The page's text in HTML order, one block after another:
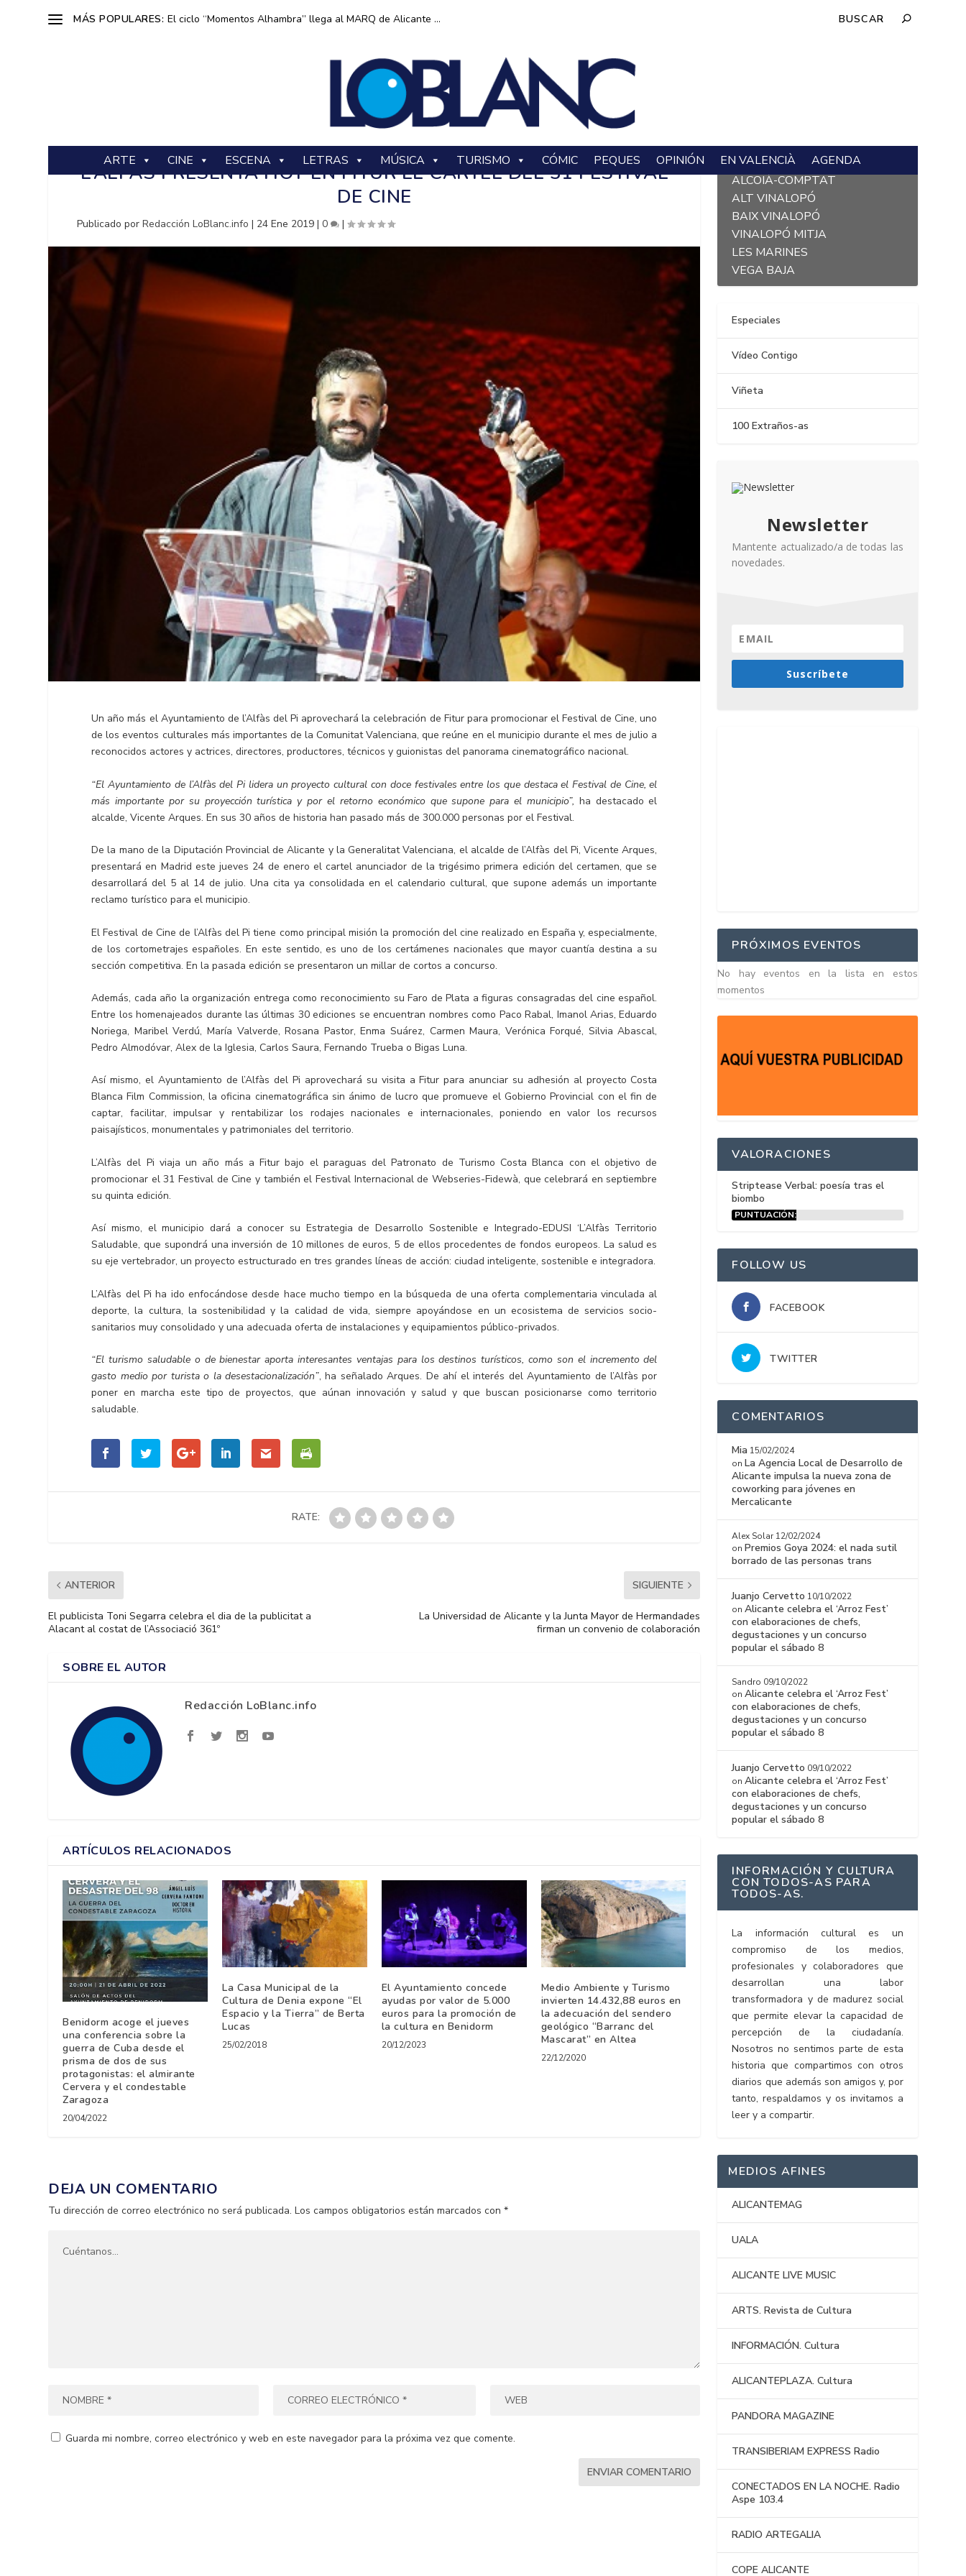
MÁS POPULARES: El ciclo “Momentos Alhambra” llega al MARQ de Alicante ...
ARTE CINE ESCENA LETRAS MÚSICA TURISMO CÓMIC PEQUES OPINIÓN EN VALENCIÀ AGENDA
L’ALFÀS PRESENTA HOY EN FITUR EL CARTEL DEL 31 FESTIVAL
DE CINE
Publicado porRedacción LoBlanc.info | 24 Ene 2019 |0 |
Un año más el Ayuntamiento de l’Alfàs del Pi aprovechará la celebración de Fitur para promocionar el Festival de Cine, uno
de los eventos culturales más importantes de la Comunitat Valenciana, que reúne en el municipio durante el mes de julio a
reconocidos actores y actrices, directores, productores, técnicos y guionistas del panorama cinematográfico nacional.
“El Ayuntamiento de l’Alfàs del Pi lidera un proyecto cultural con doce festivales entre los que destaca el Festival de Cine, el
más importante por su proyección turística y por el retorno económico que supone para el municipio”, ha destacado el
alcalde, Vicente Arques. En sus 30 años de historia han pasado más de 300.000 personas por el Festival.
De la mano de la Diputación Provincial de Alicante y la Generalitat Valenciana, el alcalde de l’Alfàs del Pi, Vicente Arques,
presentará en Madrid este jueves 24 de enero el cartel anunciador de la trigésimo primera edición del certamen, que se
desarrollará del 5 al 14 de julio. Una cita ya consolidada en el calendario cultural, que supone además un importante
reclamo turístico para el municipio.
El Festival de Cine de l’Alfàs del Pi tiene como principal misión la promoción del cine realizado en España y, especialmente,
de los cortometrajes españoles. En este sentido, es uno de los certámenes nacionales que mayor cuantía destina a su
sección competitiva. En la pasada edición se presentaron un millar de cortos a concurso.
Además, cada año la organización entrega como reconocimiento su Faro de Plata a figuras consagradas del cine español.
Entre los homenajeados durante las últimas 30 ediciones se encuentran nombres como Paco Rabal, Imanol Arias, Eduardo
Noriega, Maribel Verdú, María Valverde, Rosana Pastor, Enma Suárez, Carmen Maura, Verónica Forqué, Silvia Abascal,
Pedro Almodóvar, Alex de la Iglesia, Carlos Saura, Fernando Trueba o Bigas Luna.
Así mismo, el Ayuntamiento de l’Alfàs del Pi aprovechará su visita a Fitur para anunciar su adhesión al proyecto Costa
Blanca Film Commission, la oficina cinematográfica sin ánimo de lucro que promueve el Gobierno Provincial con el fin de
captar, facilitar, impulsar y rentabilizar los rodajes nacionales e internacionales, poniendo en valor los recursos
paisajísticos, monumentales y patrimoniales del territorio.
L’Alfàs del Pi viaja un año más a Fitur bajo el paraguas del Patronato de Turismo Costa Blanca con el objetivo de
promocionar el 31 Festival de Cine y también el Festival Internacional de Webseries-Fidewà, que celebrará en septiembre
su quinta edición.
Así mismo, el municipio dará a conocer su Estrategia de Desarrollo Sostenible e Integrado-EDUSI ‘L’Alfàs Territorio
Saludable, que supondrá una inversión de 10 millones de euros, 5 de ellos procedentes de fondos europeos. La salud es
su eje vertebrador, un proyecto estructurado en tres grandes líneas de acción: ciudad inteligente, sostenible e integradora.
L’Alfàs del Pi ha ido enfocándose desde hace mucho tiempo en la búsqueda de una oferta complementaria vinculada al
deporte, la cultura, la sostenibilidad y la calidad de vida, siempre apoyándose en un ecosistema de servicios socio-
sanitarios muy consolidado y una adecuada oferta de instalaciones y equipamientos público-privados.
“El turismo saludable o de bienestar aporta interesantes ventajas para los destinos turísticos, como son el incremento del
gasto medio por turista o la desestacionalización”, ha señalado Arques. De ahí el interés del Ayuntamiento de l’Alfàs por
poner en marcha este tipo de proyectos, que aúnan innovación y salud y que buscan posicionarse como territorio
saludable.
RATE:
ANTERIOR
El publicista Toni Segarra celebra el dia de la publicitat a
Alacant al costat de l’Associació 361º
SIGUIENTE
La Universidad de Alicante y la Junta Mayor de Hermandades
firman un convenio de colaboración
SOBRE EL AUTOR
Redacción LoBlanc.info
ARTÍCULOS RELACIONADOS
Benidorm acoge el jueves
una conferencia sobre la
guerra de Cuba desde el
prisma de dos de sus
protagonistas: el almirante
Cervera y el condestable
Zaragoza
20/04/2022
La Casa Municipal de la
Cultura de Denia expone “El
Espacio y la Tierra” de Berta
Lucas
25/02/2018
El Ayuntamiento concede
ayudas por valor de 5.000
euros para la promoción de
la cultura en Benidorm
20/12/2023
Medio Ambiente y Turismo
invierten 14.432,88 euros en
la adecuación del sendero
geológico “Barranc del
Mascarat” en Altea
22/12/2020
DEJA UN COMENTARIO
Tu dirección de correo electrónico no será publicada. Los campos obligatorios están marcados con*
Guarda mi nombre, correo electrónico y web en este navegador para la próxima vez que comente.
L´ALACANTÍ
ALCOIÀ-COMPTAT
ALT VINALOPÓ
BAIX VINALOPÓ
VINALOPÓ MITJA
LES MARINES
VEGA BAJA
Especiales
Vídeo Contigo
Viñeta
100 Extraños-as
Newsletter
Mantente actualizado/a de todas las
novedades.
Suscríbete
PRÓXIMOS EVENTOS
No hay eventos en la lista en estos
momentos
VALORACIONES
Striptease Verbal: poesía tras el
biombo
PUNTUACIÓN:
FOLLOW US
FACEBOOK
TWITTER
COMENTARIOS
Mia 15/02/2024
on La Agencia Local de Desarrollo de
Alicante impulsa la nueva zona de
coworking para jóvenes en
Mercalicante
Alex Solar 12/02/2024
on Premios Goya 2024: el nada sutil
borrado de las personas trans
Juanjo Cervetto 10/10/2022
onAlicante celebra el ‘Arroz Fest’
con elaboraciones de chefs,
degustaciones y un concurso
popular el sábado 8
Sandro 09/10/2022
onAlicante celebra el ‘Arroz Fest’
con elaboraciones de chefs,
degustaciones y un concurso
popular el sábado 8
Juanjo Cervetto 09/10/2022
onAlicante celebra el ‘Arroz Fest’
con elaboraciones de chefs,
degustaciones y un concurso
popular el sábado 8
INFORMACIÓN Y CULTURA
CON TODOS-AS PARA
TODOS-AS.
La información cultural es un
compromiso de los medios,
profesionales y colaboradores que
desarrollan una labor
transformadora y de madurez social
que permite elevar la capacidad de
percepción de la ciudadanía.
Nosotros no sentimos parte de esta
historia que compartimos con otros
diarios que además son amigos y, por
tanto, respaldamos y os invitamos a
leer y a compartir.
MEDIOS AFINES
ALICANTEMAG
UALA
ALICANTE LIVE MUSIC
ARTS. Revista de Cultura
INFORMACIÓN. Cultura
ALICANTEPLAZA. Cultura
PANDORA MAGAZINE
TRANSIBERIAM EXPRESS Radio
CONECTADOS EN LA NOCHE. Radio
Aspe 103.4
RADIO ARTEGALIA
COPE ALICANTE